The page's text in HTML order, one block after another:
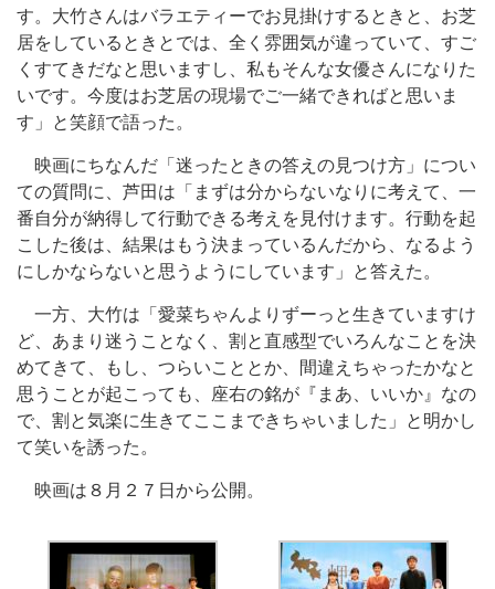
す。大竹さんはバラエティーでお見掛けするときと、お芝
居をしているときとでは、全く雰囲気が違っていて、すご
くすてきだなと思いますし、私もそんな女優さんになりた
いです。今度はお芝居の現場でご一緒できればと思いま
す」と笑顔で語った。
映画にちなんだ「迷ったときの答えの見つけ方」につい
ての質問に、芦田は「まずは分からないなりに考えて、一
番自分が納得して行動できる考えを見付けます。行動を起
こした後は、結果はもう決まっているんだから、なるよう
にしかならないと思うようにしています」と答えた。
一方、大竹は「愛菜ちゃんよりずーっと生きていますけ
ど、あまり迷うことなく、割と直感型でいろんなことを決
めてきて、もし、つらいこととか、間違えちゃったかなと
思うことが起こっても、座右の銘が『まあ、いいか』なの
で、割と気楽に生きてここまできちゃいました」と明かし
て笑いを誘った。
映画は８月２７日から公開。